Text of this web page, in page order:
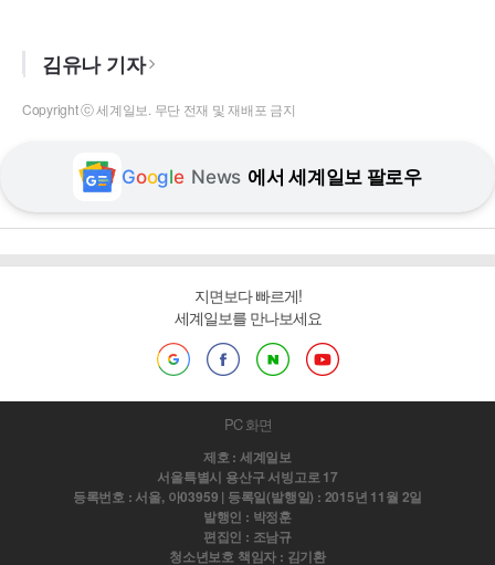
김유나 기자
Copyright ⓒ 세계일보. 무단 전재 및 재배포 금지
Google News 에서 세계일보 팔로우
지면보다 빠르게!
세계일보를 만나보세요
PC 화면
제호 : 세계일보
서울특별시 용산구 서빙고로 17
등록번호 : 서울, 아03959 | 등록일(발행일) : 2015년 11월 2일
발행인 : 박정훈
편집인 : 조남규
청소년보호 책임자 : 김기환